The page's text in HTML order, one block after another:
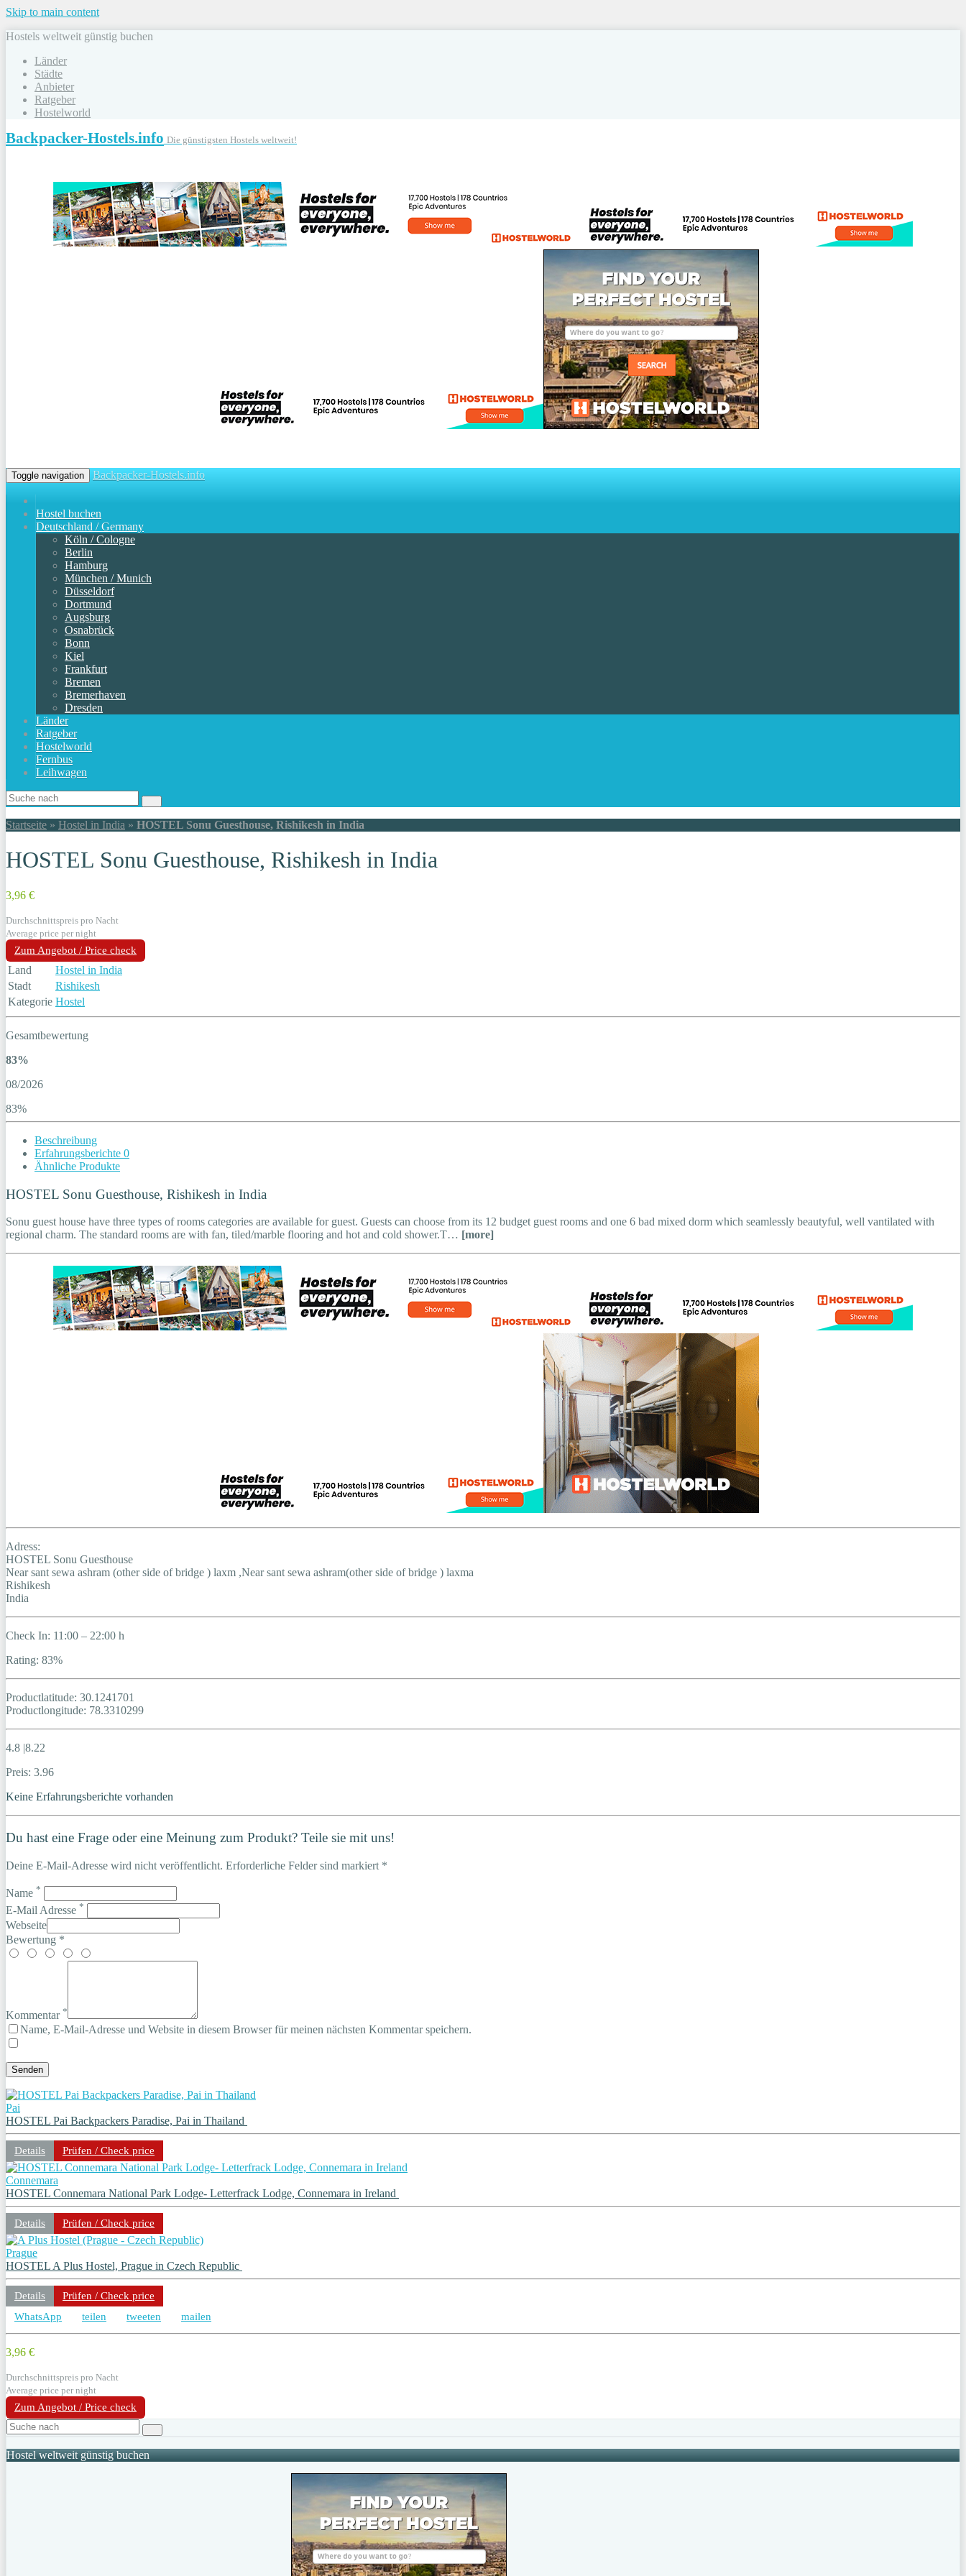
Skip to main content
Hostels weltweit günstig buchen
Länder
Städte
Anbieter
Ratgeber
Hostelworld
Backpacker-Hostels.info Die günstigsten Hostels weltweit!
Toggle navigation Backpacker-Hostels.info
Hostel buchen
Deutschland / Germany
Köln / Cologne
Berlin
Hamburg
München / Munich
Düsseldorf
Dortmund
Augsburg
Osnabrück
Bonn
Kiel
Frankfurt
Bremen
Bremerhaven
Dresden
Länder
Ratgeber
Hostelworld
Fernbus
Leihwagen
Startseite » Hostel in India » HOSTEL Sonu Guesthouse, Rishikesh in India
HOSTEL Sonu Guesthouse, Rishikesh in India
3,96 €
Durchschnittspreis pro Nacht
Average price per night
Zum Angebot / Price check
Land
Hostel in India
Stadt
Rishikesh
Kategorie Hostel
Gesamtbewertung
83%
08/2026
83%
Beschreibung
Erfahrungsberichte 0
Ähnliche Produkte
HOSTEL Sonu Guesthouse, Rishikesh in India
Sonu guest house have three types of rooms categories are available for guest. Guests can choose from its 12 budget guest rooms and one 6 bad mixed dorm which seamlessly beautyful, well vantilated with
regional charm. The standard rooms are with fan, tiled/marble flooring and hot and cold shower.T… [more]
Adress:
HOSTEL Sonu Guesthouse
Near sant sewa ashram (other side of bridge ) laxm ,Near sant sewa ashram(other side of bridge ) laxma
Rishikesh
India
Check In: 11:00 – 22:00 h
Rating: 83%
Productlatitude: 30.1241701
Productlongitude: 78.3310299
4.8 |8.22
Preis: 3.96
Keine Erfahrungsberichte vorhanden
Du hast eine Frage oder eine Meinung zum Produkt? Teile sie mit uns!
Deine E-Mail-Adresse wird nicht veröffentlicht. Erforderliche Felder sind markiert *
Name *
E-Mail Adresse *
Webseite
Bewertung *
Kommentar *
Name, E-Mail-Adresse und Website in diesem Browser für meinen nächsten Kommentar speichern.
Pai
HOSTEL Pai Backpackers Paradise, Pai in Thailand
Details Prüfen / Check price
Connemara
HOSTEL Connemara National Park Lodge- Letterfrack Lodge, Connemara in Ireland
Details Prüfen / Check price
Prague
HOSTEL A Plus Hostel, Prague in Czech Republic
Details
Prüfen / Check price
WhatsApp
teilen tweeten mailen
3,96 €
Durchschnittspreis pro Nacht
Average price per night
Zum Angebot / Price check
Hostel weltweit günstig buchen